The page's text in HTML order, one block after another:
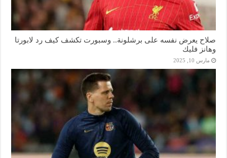
صلاح يعرض نفسه على برشلونة.. وسبورت تكشف كيف رد لابورتا
وهانز فليك
مارس 10, 2025